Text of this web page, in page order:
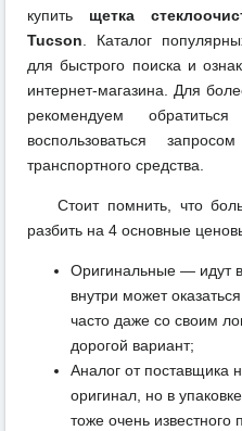
купить щетка
Tucson . Каталог
для быстрого поиска и
интернет-магазина. Для
рекомендуем
воспользоваться
транспортного средства.
Стоит помнить, что
разбить на 4 основные
Оригинальные — идут
внутри может
часто даже со своим
дорогой вариант;
Аналог от поставщика
оригинал, но в
тоже очень известного